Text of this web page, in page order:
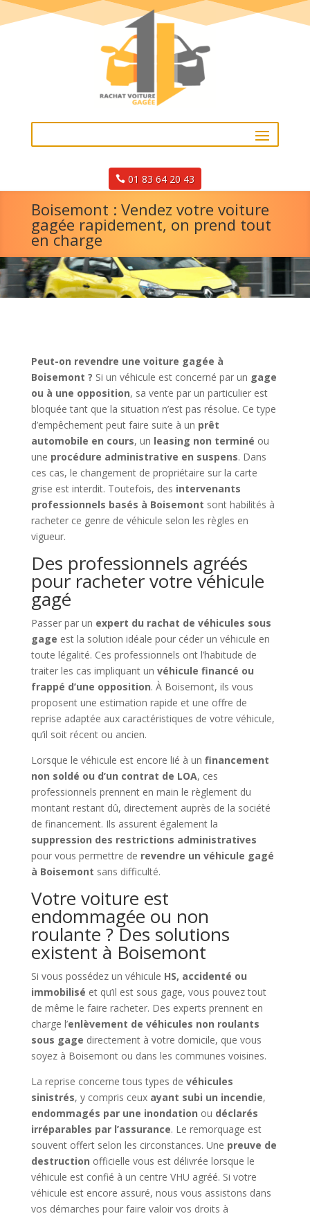
01 83 64 20 43
Boisemont : Vendez votre voiture
gagée rapidement, on prend tout
en charge
Peut-on revendre une voiture gagée à
Boisemont ? Si un véhicule est concerné par un gage
ou à une opposition, sa vente par un particulier est
bloquée tant que la situation n’est pas résolue. Ce type
d’empêchement peut faire suite à un prêt
automobile en cours, un leasing non terminé ou
une procédure administrative en suspens. Dans
ces cas, le changement de propriétaire sur la carte
grise est interdit. Toutefois, des intervenants
professionnels basés à Boisemont sont habilités à
racheter ce genre de véhicule selon les règles en
vigueur.
Des professionnels agréés
pour racheter votre véhicule
gagé
Passer par un expert du rachat de véhicules sous
gage est la solution idéale pour céder un véhicule en
toute légalité. Ces professionnels ont l’habitude de
traiter les cas impliquant un véhicule financé ou
frappé d’une opposition. À Boisemont, ils vous
proposent une estimation rapide et une offre de
reprise adaptée aux caractéristiques de votre véhicule,
qu’il soit récent ou ancien.
Lorsque le véhicule est encore lié à un financement
non soldé ou d’un contrat de LOA, ces
professionnels prennent en main le règlement du
montant restant dû, directement auprès de la société
de financement. Ils assurent également la
suppression des restrictions administratives
pour vous permettre de revendre un véhicule gagé
à Boisemont sans difficulté.
Votre voiture est
endommagée ou non
roulante ? Des solutions
existent à Boisemont
Si vous possédez un véhicule HS, accidenté ou
immobilisé et qu’il est sous gage, vous pouvez tout
de même le faire racheter. Des experts prennent en
charge l’enlèvement de véhicules non roulants
sous gage directement à votre domicile, que vous
soyez à Boisemont ou dans les communes voisines.
La reprise concerne tous types de véhicules
sinistrés, y compris ceux ayant subi un incendie,
endommagés par une inondation ou déclarés
irréparables par l’assurance. Le remorquage est
souvent offert selon les circonstances. Une preuve de
destruction officielle vous est délivrée lorsque le
véhicule est confié à un centre VHU agréé. Si votre
véhicule est encore assuré, nous vous assistons dans
vos démarches pour faire valoir vos droits à